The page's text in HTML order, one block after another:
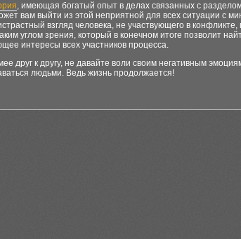
, имеющая богатый опыт в делах связанных с
вам выйти из этой неприятной для всех ситуации с
взгляд человека, не участвующего в
углом зрения, который в конечном итоге позволит
интересы всех участников процесса.
друг к другу, не давайте воли своим негативным
людьми. Ведь жизнь продолжается!